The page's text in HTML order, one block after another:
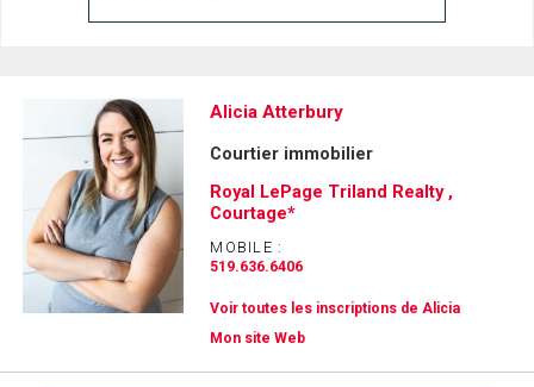
Alicia Atterbury
Courtier immobilier
Royal LePage Triland Realty ,
Courtage*
MOBILE :
519.636.6406
Voir toutes les inscriptions de Alicia
Mon site Web